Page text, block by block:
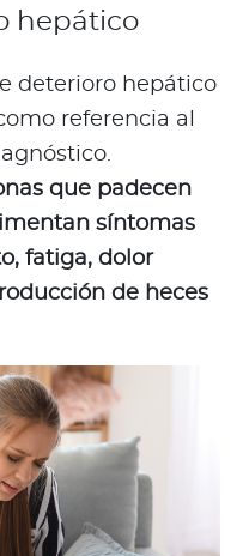
hepático
deterioro hepático
referencia al
que padecen
síntomas
fatiga, dolor
de heces